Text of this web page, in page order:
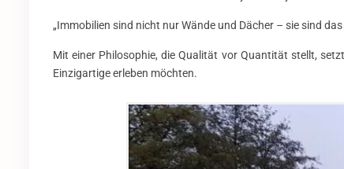
„Immobilien sind nicht nur Wände und Dächer – sie sind
Mit einer Philosophie, die Qualität vor Quantität stellt,
Einzigartige erleben möchten.